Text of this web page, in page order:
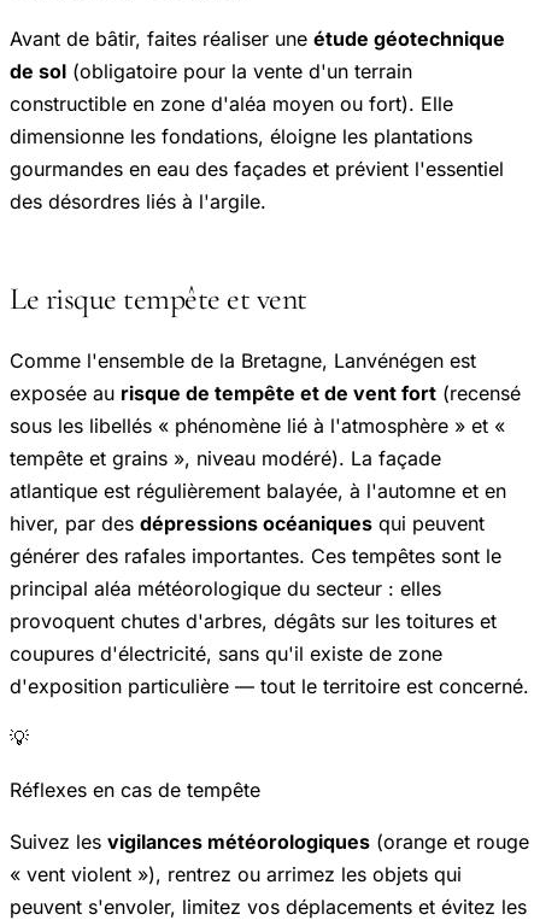
Avant de bâtir, faites réaliser une étude géotechnique
de sol (obligatoire pour la vente d'un terrain
constructible en zone d'aléa moyen ou fort). Elle
dimensionne les fondations, éloigne les plantations
gourmandes en eau des façades et prévient l'essentiel
des désordres liés à l'argile.
Le risque tempête et vent
Comme l'ensemble de la Bretagne, Lanvénégen est
exposée au risque de tempête et de vent fort (recensé
sous les libellés « phénomène lié à l'atmosphère » et «
tempête et grains », niveau modéré). La façade
atlantique est régulièrement balayée, à l'automne et en
hiver, par des dépressions océaniques qui peuvent
générer des rafales importantes. Ces tempêtes sont le
principal aléa météorologique du secteur : elles
provoquent chutes d'arbres, dégâts sur les toitures et
coupures d'électricité, sans qu'il existe de zone
d'exposition particulière — tout le territoire est concerné.
💡
Réflexes en cas de tempête
Suivez les vigilances météorologiques (orange et rouge
« vent violent »), rentrez ou arrimez les objets qui
peuvent s'envoler, limitez vos déplacements et évitez les